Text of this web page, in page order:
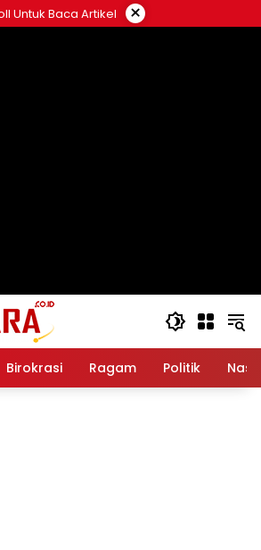
Untuk Baca Artikel ×
Birokrasi Ragam Politik